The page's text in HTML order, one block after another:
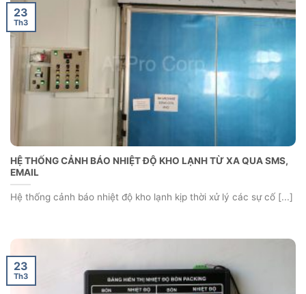
HỆ THỐNG CẢNH BÁO NHIỆT ĐỘ KHO LẠNH TỪ XA QUA SMS,
EMAIL
Hệ thống cảnh báo nhiệt độ kho lạnh kịp thời xử lý các sự cố [...]
23
Th3
23
Th3